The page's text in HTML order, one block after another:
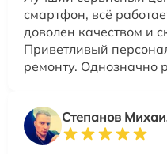
смартфон, всё
доволен качеством и
Приветливый
ремонту. Однозначно
Степанов